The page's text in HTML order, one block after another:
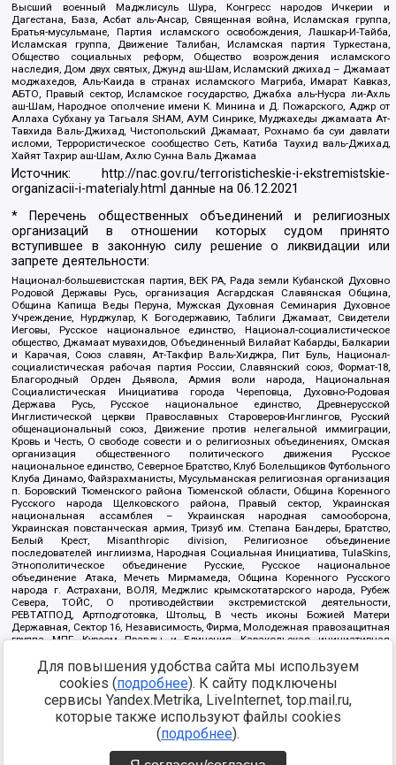
Высший военный Маджлисуль Шура, Конгресс народов Ичкерии и
Дагестана, База, Асбат аль-Ансар, Священная война, Исламская группа,
Братья-мусульмане, Партия исламского освобождения, Лашкар-И-Тайба,
Исламская группа, Движение Талибан, Исламская партия Туркестана,
Общество социальных реформ, Общество возрождения исламского
наследия, Дом двух святых, Джунд аш-Шам, Исламский джихад – Джамаат
моджахедов, Аль-Каида в странах исламского Магриба, Имарат Кавказ,
АБТО, Правый сектор, Исламское государство, Джабха аль-Нусра ли-Ахль
аш-Шам, Народное ополчение имени К. Минина и Д. Пожарского, Аджр от
Аллаха Субхану уа Тагьаля SHAM, АУМ Синрике, Муджахеды джамаата Ат-
Тавхида Валь-Джихад, Чистопольский Джамаат, Рохнамо ба суи давлати
исломи, Террористическое сообщество Сеть, Катиба Таухид валь-Джихад,
Хайят Тахрир аш-Шам, Ахлю Сунна Валь Джамаа
Источник:
http://nac.gov.ru/terroristicheskie-i-ekstremistskie-
organizacii-i-materialy.html данные на06.12.2021
* Перечень общественных объединений и религиозных
организаций в отношении которых судом принято
вступившее в законную силу решение о ликвидации или
запрете деятельности:
Национал-большевистская партия, ВЕК РА, Рада земли Кубанской Духовно
Родовой Державы Русь, организация Асгардская Славянская Община,
Община Капища Веды Перуна, Мужская Духовная Семинария Духовное
Учреждение, Нурджулар, К Богодержавию, Таблиги Джамаат, Свидетели
Иеговы, Русское национальное единство, Национал-социалистическое
общество, Джамаат мувахидов, Объединенный Вилайат Кабарды, Балкарии
и Карачая, Союз славян, Ат-Такфир Валь-Хиджра, Пит Буль, Национал-
социалистическая рабочая партия России, Славянский союз, Формат-18,
Благородный Орден Дьявола, Армия воли народа, Национальная
Социалистическая Инициатива города Череповца, Духовно-Родовая
Держава Русь, Русское национальное единство, Древнерусской
Инглистической церкви Православных Староверов-Инглингов, Русский
общенациональный союз, Движение против нелегальной иммиграции,
Кровь и Честь, О свободе совести и о религиозных объединениях, Омская
организация общественного политического движения Русское
национальное единство, Северное Братство, Клуб Болельщиков Футбольного
Клуба Динамо, Файзрахманисты, Мусульманская религиозная организация
п. Боровский Тюменского района Тюменской области, Община Коренного
Русского народа Щелковского района, Правый сектор, Украинская
национальная ассамблея – Украинская народная самооборона,
Украинская повстанческая армия, Тризуб им. Степана Бандеры, Братство,
Белый Крест, Misanthropic division, Религиозное объединение
последователей инглиизма, Народная Социальная Инициатива, TulaSkins,
Этнополитическое объединение Русские, Русское национальное
объединение Атака, Мечеть Мирмамеда, Община Коренного Русского
народа г. Астрахани, ВОЛЯ, Меджлис крымскотатарского народа, Рубеж
Севера, ТОЙС, О противодействии экстремистской деятельности,
РЕВТАТПОД, Артподготовка, Штольц, В честь иконы Божией Матери
Державная, Сектор 16, Независимость, Фирма, Молодежная правозащитная
группа МПГ, Курсом Правды и Единения, Каракольская инициативная
Благотворительный пансионат Ак Умут, Русская республика Русь,
Арестантское уголовное единство, Башкорт, Нация и свобода, W.H.С., Фалунь
Дафа, Иртыш Ultras, Русский Патриотический клуб-Новокузнецк/РПК,
Сибирский державный союз, Фонд борьбы с коррупцией, Фонд защиты прав
граждан, Штабы Навального, Совет граждан СССР Прикубанского округа г.
Краснодара
https://minjust.gov.ru/ru/documents/7822/
Для повышения удобства сайта мы используем
cookies (подробнее). К сайту подключены
сервисы Yandex.Metrika, LiveInternet, top.mail.ru,
которые также используют файлы cookies
(подробнее).